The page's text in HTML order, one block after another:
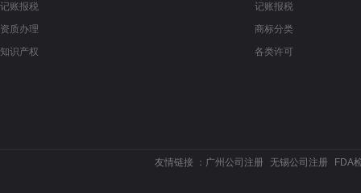
记账报税
资质办理
知识产权
记账报税
商标分类
各类许可
友情链接 ： 广州公司注册 无锡公司注册 FDA